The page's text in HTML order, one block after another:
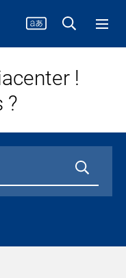
!
?